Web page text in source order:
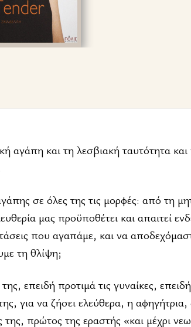
αγάπη και τη λεσβιακή ταυτότητα
σε όλες της τις μορφές: από τη
μας προϋποθέτει και απαιτεί
που αγαπάμε, και να
τη θλίψη;
επειδή προτιμά τις γυναίκες,
για να ζήσει ελεύθερα, η αφηγήτρια,
πρώτος της εραστής «και μέχρι